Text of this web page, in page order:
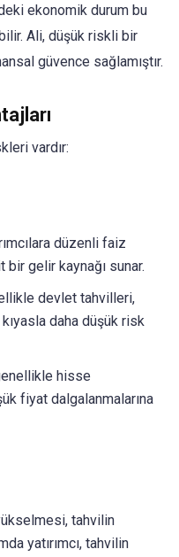
ekonomik durum bu
Ali, düşük riskli bir
güvence sağlamıştır.
vardır:
düzenli faiz
gelir kaynağı sunar.
devlet tahvilleri,
daha düşük risk
hisse
fiyat dalgalanmalarına
tahvilin
yatırımcı, tahvilin